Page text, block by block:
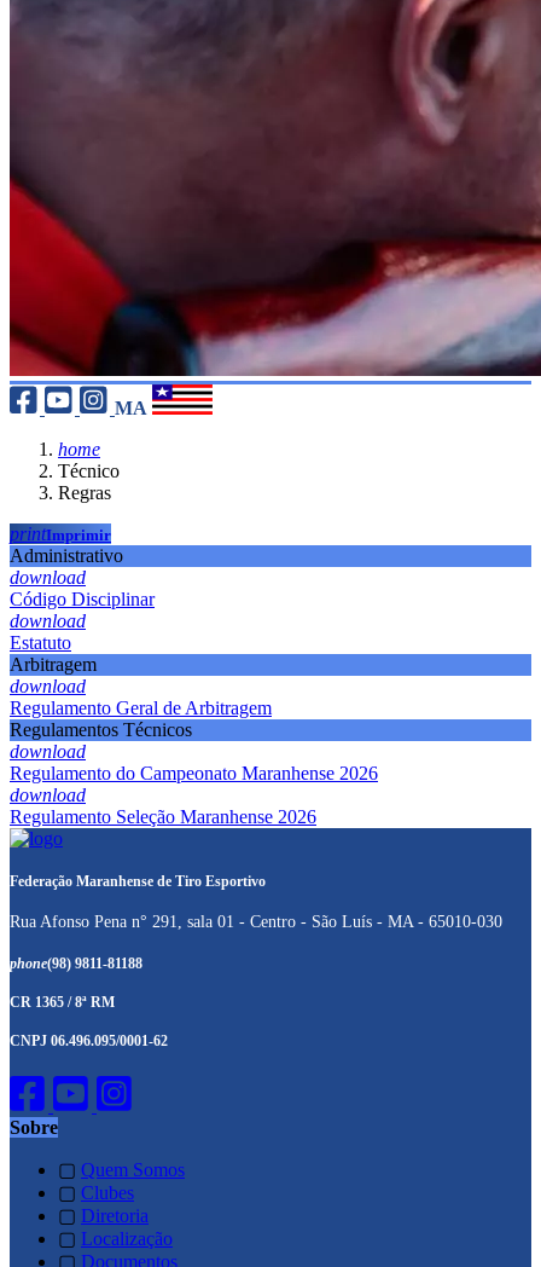
MA
home
Técnico
Regras
printImprimir
Administrativo
download
Código Disciplinar
download
Estatuto
Arbitragem
download
Regulamento Geral de Arbitragem
Regulamentos Técnicos
download
Regulamento do Campeonato Maranhense 2026
download
Regulamento Seleção Maranhense 2026
Federação Maranhense de Tiro Esportivo
Rua Afonso Pena n° 291, sala 01 - Centro - São Luís - MA - 65010-030
phone(98) 9811-81188
CR 1365 / 8ª RM
CNPJ 06.496.095/0001-62
Sobre
▢ Quem Somos
▢ Clubes
▢ Diretoria
▢ Localização
▢ Documentos